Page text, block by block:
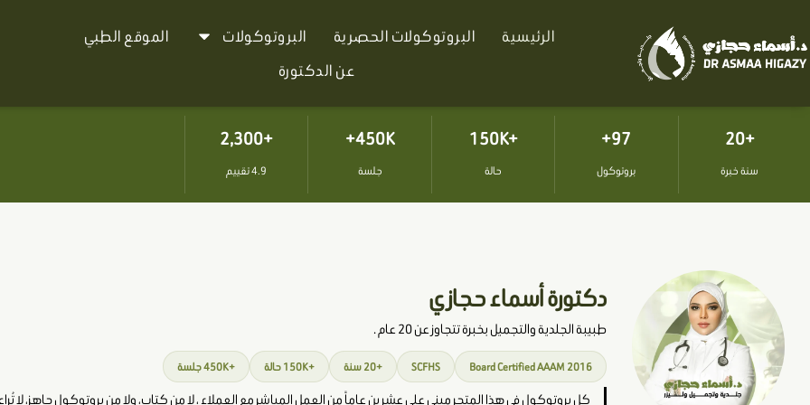
إلى
المحتوى
الرئيسية البروتوكولات الحصرية البروتوكولات
الموقع الطبي
عن الدكتورة
+20
سنة خبرة
97+
بروتوكول
+150K
حالة
450K+
جلسة
+2,300
4.9 تقييم
دكتورة أسماء حجازي
طبيبة الجلدية والتجميل بخبرة تتجاوز عن 20 عام .
Board Certified AAAM 2016
SCFHS +20 سنة +150K حالة +450K جلسة
كل بروتوكول في هذا المتجر مبني على عشرين عاماً من العمل المباشر مع العملاء ، لا من كتاب، ولا من بروتوكول جاهز، لا